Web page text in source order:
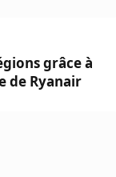
grâce à
de Ryanair